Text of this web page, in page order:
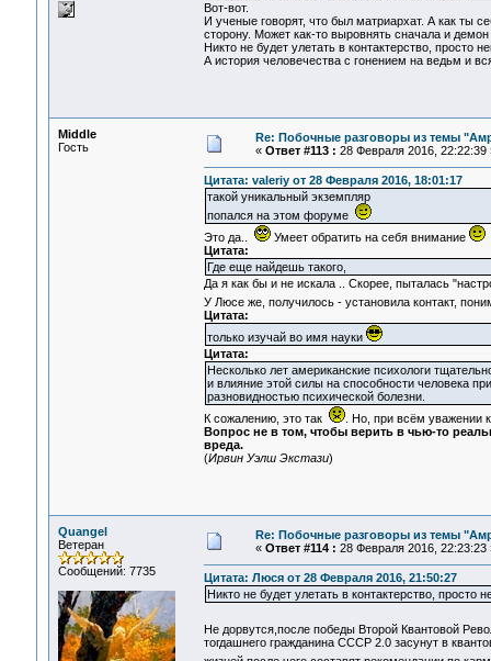
Вот-вот.
И ученые говорят, что был матриархат. А как ты
сторону. Может как-то выровнять сначала и
Никто не будет улетать в контактерство, просто
А история человечества с гонением на ведьм и
Middle
Гость
Re: Побочные разговоры из темы
« Ответ #113 : 28 Февраля 2016, 22:22:39
Цитата: valeriy от 28 Февраля 2016, 18:01:17
такой уникальный экземпляр
попался на этом форуме
Это да..
Умеет обратить на себя внимание
Цитата:
Где еще найдешь такого,
Да я как бы и не искала .. Скорее, пыталась
У Люсе же, получилось - установила контакт,
Цитата:
только изучай во имя науки
Цитата:
Несколько лет американские психологи
и влияние этой силы на способности человека
разновидностью психической болезни.
К сожалению, это так
. Но, при всём уважении
Вопрос не в том, чтобы верить в чью-то
вреда.
(Ирвин Уэлш Экстази)
Quangel
Ветеран
Сообщений: 7735
Re: Побочные разговоры из темы
« Ответ #114 : 28 Февраля 2016, 22:23:23
Цитата: Люся от 28 Февраля 2016, 21:50:27
Никто не будет улетать в контактерство, просто
Не дорвутся,после победы Второй Квантовой
тогдашнего гражданина СССР 2.0 засунут в